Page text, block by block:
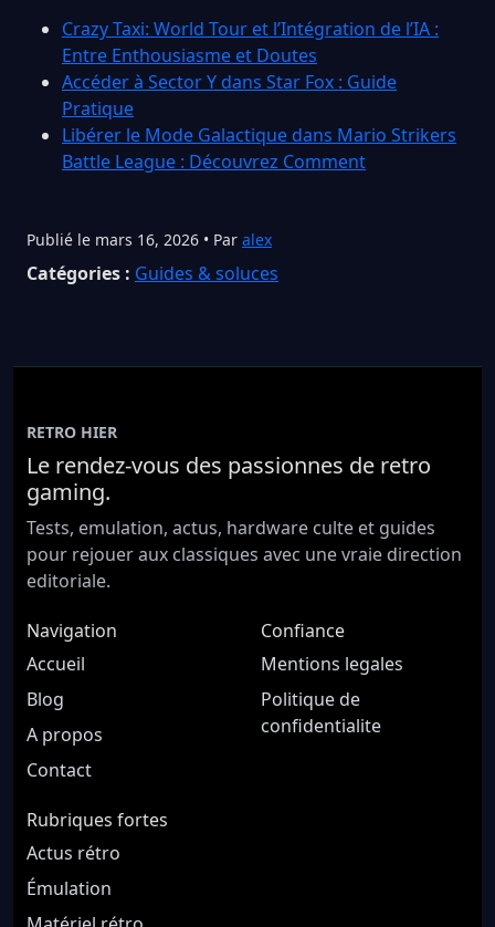
Crazy Taxi: World Tour et l’Intégration de l’IA :
Entre Enthousiasme et Doutes
Accéder à Sector Y dans Star Fox : Guide
Pratique
Libérer le Mode Galactique dans Mario Strikers
Battle League : Découvrez Comment
Publié le mars 16, 2026 • Par alex
Catégories : Guides & soluces
RETRO HIER
Le rendez-vous des passionnes de retro
gaming.
Tests, emulation, actus, hardware culte et guides
pour rejouer aux classiques avec une vraie direction
editoriale.
Navigation
Accueil
Blog
A propos
Contact
Confiance
Mentions legales
Politique de
confidentialite
Rubriques fortes
Actus rétro
Émulation